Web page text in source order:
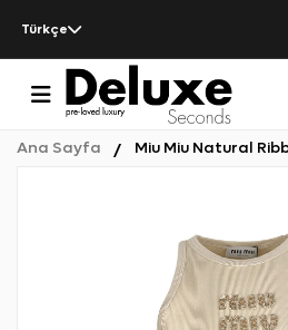
Türkçe
Ana Sayfa Miu Miu Natural Ribbed